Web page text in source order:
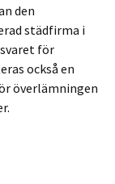
den
städfirma i
för
också en
överlämningen